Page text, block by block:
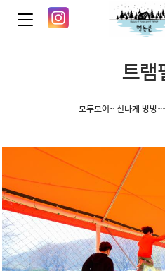
트램
모두모여~ 신나게 방방